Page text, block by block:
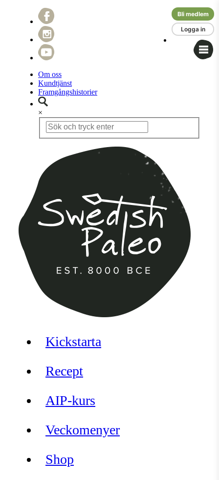
Om oss
Kundtjänst
Framgångshistorier
×
Bli medlem
Logga in
Kickstarta
Recept
AIP-kurs
Veckomenyer
Shop